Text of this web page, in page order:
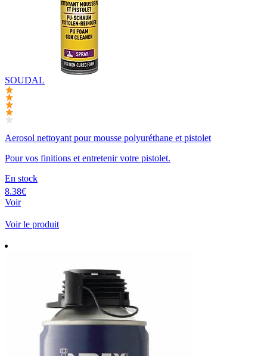
SOUDAL
Aerosol nettoyant pour mousse polyuréthane et pistolet
Pour vos finitions et entretenir votre pistolet.
En stock
8.38€
Voir
Voir le produit